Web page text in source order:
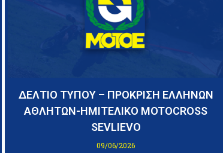
ΔΕΛΤΙΟ ΤΥΠΟΥ – ΠΡΟΚΡΙΣΗ ΕΛΛΗΝΩΝ
ΑΘΛΗΤΩΝ-ΗΜΙΤΕΛΙΚΟ MOTOCROSS
SEVLIEVO
09/06/2026